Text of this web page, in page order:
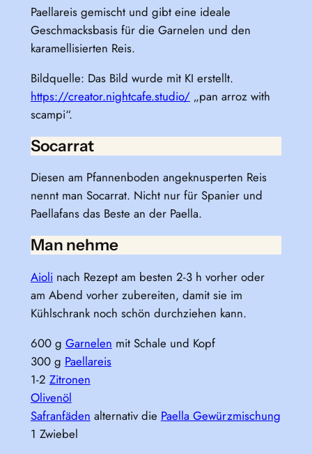
Paellareis gemischt und gibt eine ideale
Geschmacksbasis für die Garnelen und den
karamellisierten Reis.
Bildquelle: Das Bild wurde mit KI erstellt.
https://creator.nightcafe.studio/„pan arroz with
scampi“.
Socarrat
Diesen am Pfannenboden angeknusperten Reis
nennt man Socarrat. Nicht nur für Spanier und
Paellafans das Beste an der Paella.
Man nehme
Aioli nach Rezept am besten 2-3 h vorher oder
am Abend vorher zubereiten, damit sie im
Kühlschrank noch schön durchziehen kann.
600 g Garnelen mit Schale und Kopf
300 g Paellareis
1-2 Zitronen
Olivenöl
Safranfäden alternativ die Paella Gewürzmischung
1 Zwiebel